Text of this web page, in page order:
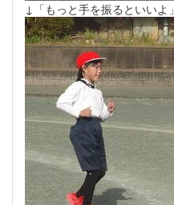
↓「もっと手を振るといいよ」